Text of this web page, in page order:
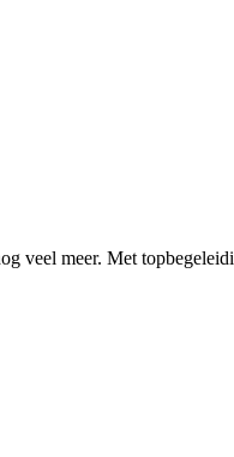
veel meer. Met